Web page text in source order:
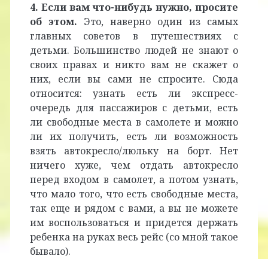
4. Если вам что-нибудь нужно, просите
об этом. Это, наверно один из самых
главных советов в путешествиях с
детьми. Большинство людей не знают о
своих правах и никто вам не скажет о
них, если вы сами не спросите. Сюда
относится: узнать есть ли экспресс-
очередь для пассажиров с детьми, есть
ли свободные места в самолете и можно
ли их получить, есть ли возможность
взять автокресло/люльку на борт. Нет
ничего хуже, чем отдать автокресло
перед входом в самолет, а потом узнать,
что мало того, что есть свободные места,
так еще и рядом с вами, а вы не можете
им воспользоваться и придется держать
ребенка на руках весь рейс (со мной такое
бывало).